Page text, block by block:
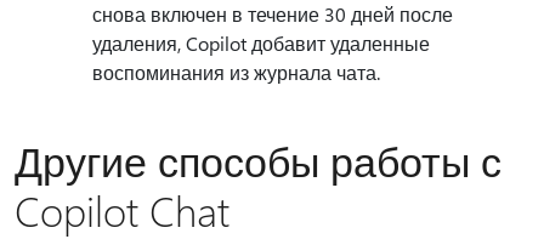
снова включен в течение 30 дней после
удаления, Copilot добавит удаленные
воспоминания из журнала чата.
Другие способы работы с
Copilot Chat